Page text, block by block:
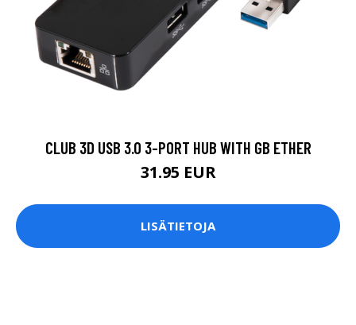
CLUB 3D USB 3.0 3-PORT HUB WITH GB ETHER
31.95 EUR
LISÄTIETOJA